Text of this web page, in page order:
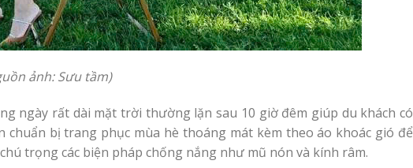
ảnh: Sưu tầm)
ngày rất dài mặt trời thường lặn sau 10 giờ đêm giúp du khách có
bị trang phục mùa hè thoáng mát kèm theo áo khoác gió để
trọng các biện pháp chống nắng như mũ nón và kính râm.